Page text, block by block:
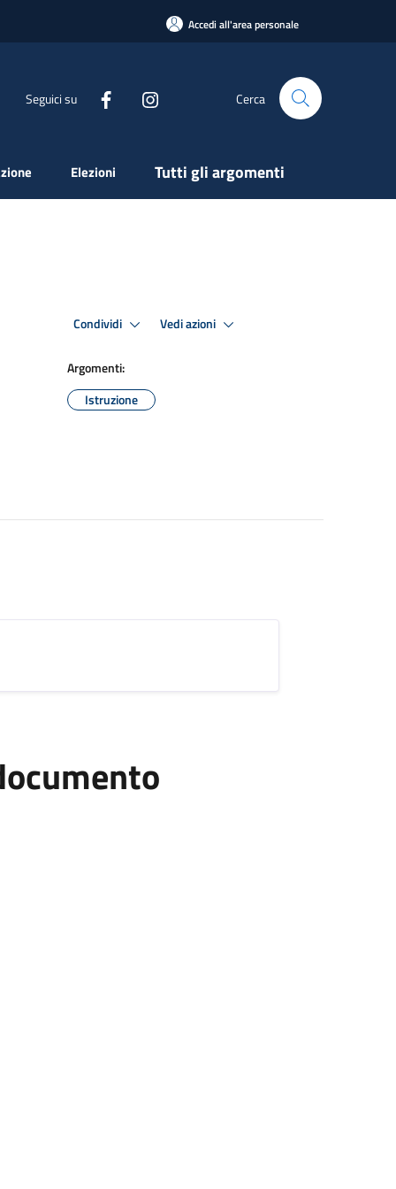
Accedi all'area personale
Seguici su Cerca
Elezioni Tutti gli argomenti
Condividi Vedi azioni
Argomenti:
Istruzione